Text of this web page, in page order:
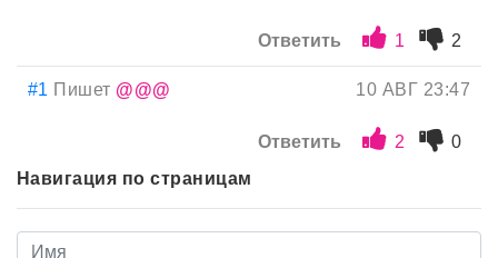
Ответить 1 2
#1 Пишет @@@ 10 АВГ 23:47
Ответить 2
0
Навигация по страницам